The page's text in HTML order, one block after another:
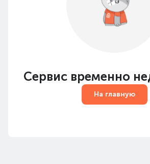
Сервис временно
На главную